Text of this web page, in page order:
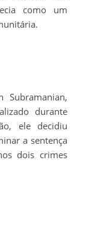
como um
durante
ele decidiu
a sentença
dois crimes